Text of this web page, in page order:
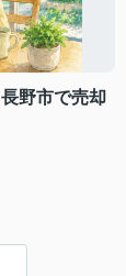
野市で売却